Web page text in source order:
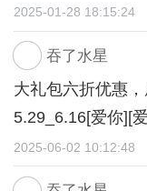
接听（直觉＋5）
不接听（理智+5）
*建议此处存档 下
－接受任务！
反唇相讥（任务完
打卡内容随意~请
的uid。
水星祝大家新的一
睦，财源滚滚，
2025-01-28 18:15:24
吞了水星
大礼包六折优惠
5.29_6.16[爱你][
2025-06-02 10:12:48